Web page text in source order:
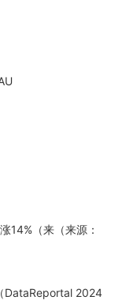
14%（来（来源：
DataReportal 2024